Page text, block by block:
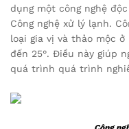
dụng một công nghệ
Công nghệ xử lý lạnh.
loại gia vị và thảo mộc
đến 25°. Điều này giúp
quá trình quá trình